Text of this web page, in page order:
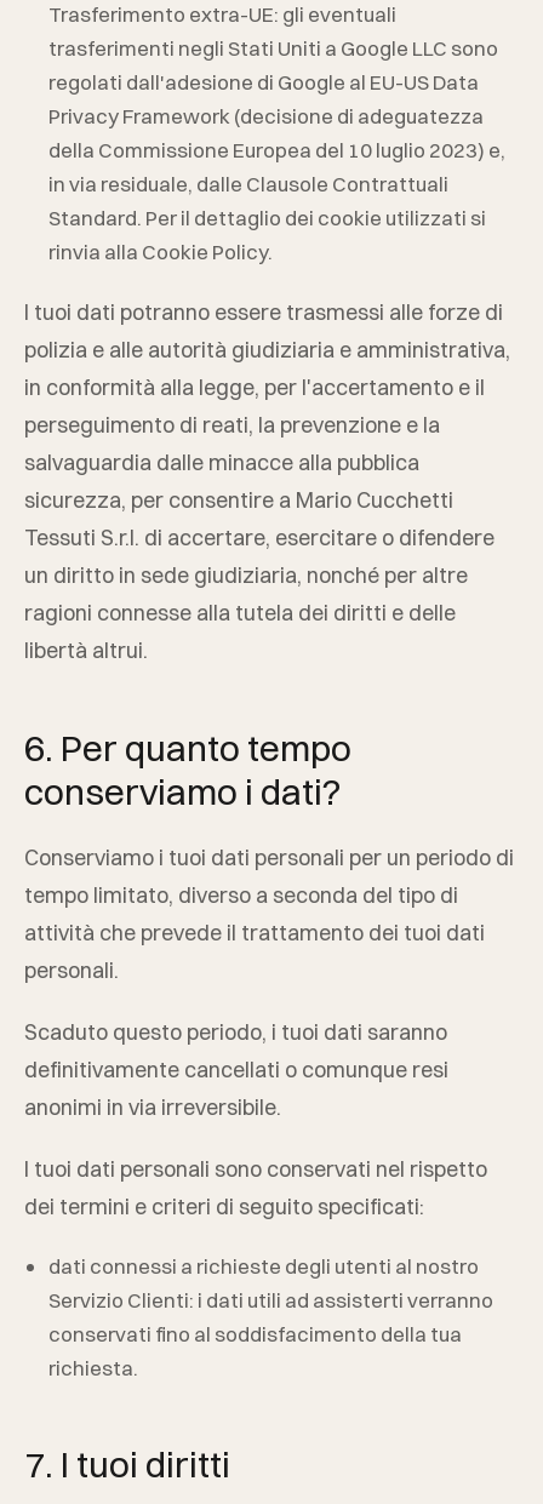
Trasferimento extra-UE: gli eventuali
trasferimenti negli Stati Uniti a Google LLC sono
regolati dall'adesione di Google al EU-US Data
Privacy Framework (decisione di adeguatezza
della Commissione Europea del 10 luglio 2023) e,
in via residuale, dalle Clausole Contrattuali
Standard. Per il dettaglio dei cookie utilizzati si
rinvia alla Cookie Policy.
I tuoi dati potranno essere trasmessi alle forze di
polizia e alle autorità giudiziaria e amministrativa,
in conformità alla legge, per l'accertamento e il
perseguimento di reati, la prevenzione e la
salvaguardia dalle minacce alla pubblica
sicurezza, per consentire a Mario Cucchetti
Tessuti S.r.l. di accertare, esercitare o difendere
un diritto in sede giudiziaria, nonché per altre
ragioni connesse alla tutela dei diritti e delle
libertà altrui.
6. Per quanto tempo
conserviamo i dati?
Conserviamo i tuoi dati personali per un periodo di
tempo limitato, diverso a seconda del tipo di
attività che prevede il trattamento dei tuoi dati
personali.
Scaduto questo periodo, i tuoi dati saranno
definitivamente cancellati o comunque resi
anonimi in via irreversibile.
I tuoi dati personali sono conservati nel rispetto
dei termini e criteri di seguito specificati:
dati connessi a richieste degli utenti al nostro
Servizio Clienti: i dati utili ad assisterti verranno
conservati fino al soddisfacimento della tua
richiesta.
7. I tuoi diritti